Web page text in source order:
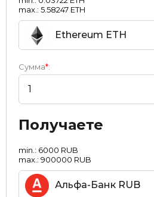
max.: 5.58247 ETH
Ethereum ETH
Сумма*:
Получаете
min.: 6000 RUB
max.: 900000 RUB
Альфа-Банк RUB